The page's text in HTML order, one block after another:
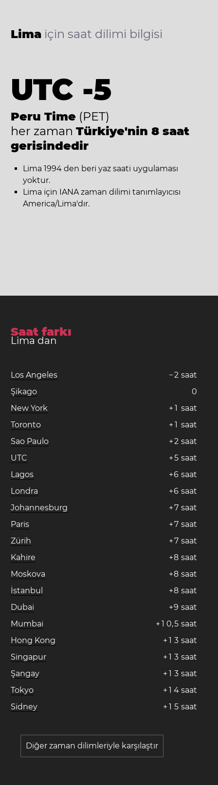
Lima için saat dilimi bilgisi
UTC -5
Peru Time (PET)
her zaman Türkiye'nin 8 saat
gerisindedir
Lima 1994 den beri yaz saati uygulaması
yoktur.
Lima için IANA zaman dilimi tanımlayıcısı
America/Lima'dır.
Saat farkı
Lima dan
Los Angeles −2 saat
Şikago
0
New York
+ 1 saat
Toronto
+ 1 saat
Sao Paulo
+2 saat
UTC
+5 saat
Lagos
+6 saat
Londra
+6 saat
Johannesburg
+7 saat
Paris
+7 saat
Zürih
+7 saat
Kahire
+8 saat
Moskova
+8 saat
İstanbul
+8 saat
Dubai
+9 saat
Mumbai
+ 1 0,5 saat
Hong Kong
+ 1 3 saat
Singapur
+ 1 3 saat
Şangay
+ 1 3 saat
Tokyo
+ 1 4 saat
Sidney
+ 1 5 saat
Diğer zaman dilimleriyle karşılaştır